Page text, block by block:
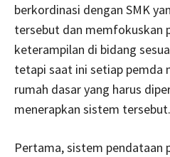
berkordinasi dengan SMK
tersebut dan memfokuskan
keterampilan di bidang
tetapi saat ini setiap pemda
rumah dasar yang harus
menerapkan sistem tersebut.
Pertama, sistem pendataan